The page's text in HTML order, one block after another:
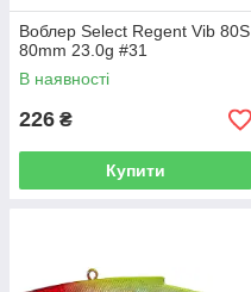
Воблер Select Regent Vib 80S
80mm 23.0g #31
В наявності
226 ₴
Купити